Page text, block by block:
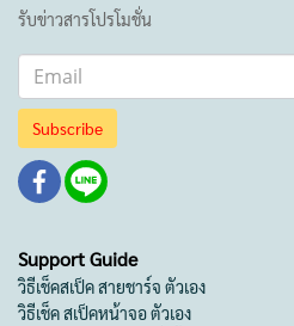
รับข่าวสารโปรโมชั่น
Subscribe
Support Guide
วิธีเช็คสเป็ค สายชาร์จ ตัวเอง
วิธีเช็ค สเป็คหน้าจอ ตัวเอง